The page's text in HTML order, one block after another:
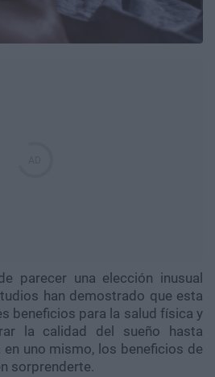
parecer una elección inusual
han demostrado que esta
beneficios para la salud física y
la calidad del sueño hasta
en uno mismo, los beneficios de
sorprenderte.